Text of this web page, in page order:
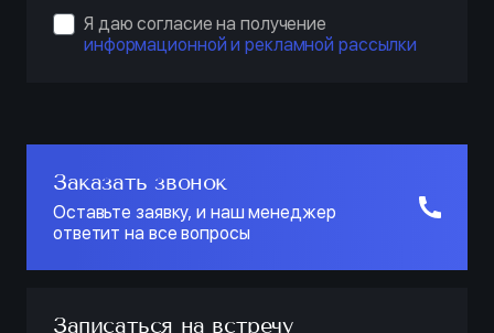
Я даю согласие на получение
информационной и рекламной рассылки
Заказать звонок
Оставьте заявку, и наш менеджер
ответит на все вопросы
Записаться на встречу